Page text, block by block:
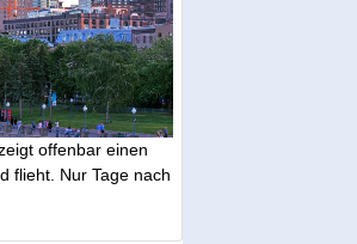
offenbar einen
flieht. Nur Tage nach